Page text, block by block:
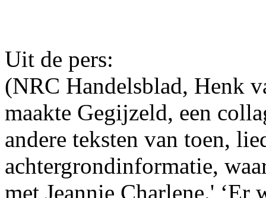
Uit de pers:
(NRC Handelsblad, Henk
maakte Gegijzeld, een
andere teksten van toen,
achtergrondinformatie,
met Jeannie Charlene.' ‘Er